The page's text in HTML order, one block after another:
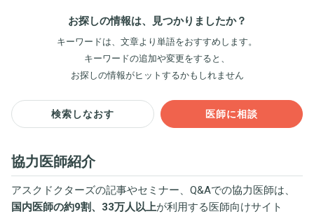
お探しの情報は、見つかりましたか？
キーワードは、文章より単語をおすすめします。
キーワードの追加や変更をすると、
お探しの情報がヒットするかもしれません
検索しなおす 医師に相談
協力医師紹介
アスクドクターズの記事やセミナー、Q&Aでの協力医師は、
国内医師の約9割、33万人以上が利用する医師向けサイト